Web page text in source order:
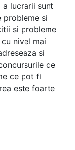
a lucrarii sunt
probleme si
si probleme
nivel mai
si
de
ce pot fi
este foarte